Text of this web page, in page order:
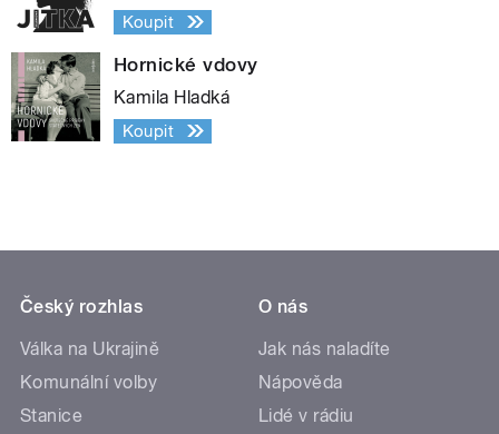
Koupit
Hornické vdovy
Kamila Hladká
Koupit
Český rozhlas
Válka na Ukrajině
Komunální volby
Stanice
O nás
Jak nás naladíte
Nápověda
Lidé v rádiu